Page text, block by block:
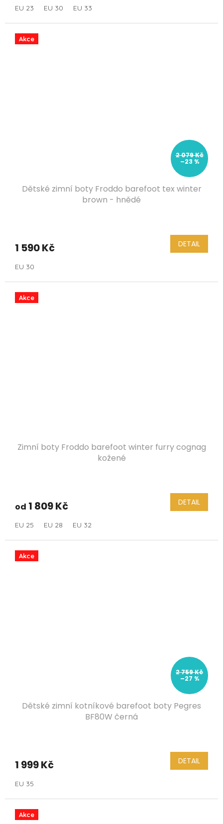
EU 23 EU 30 EU 33
Akce
2 079 Kč
–23 %
Dětské zimní boty Froddo barefoot tex winter
brown - hnědé
1 590 Kč DETAIL
EU 30
Akce
Zimní boty Froddo barefoot winter furry cognag
kožené
od 1 809 Kč DETAIL
EU 25 EU 28 EU 32
Akce
2 759 Kč
–27 %
Dětské zimní kotníkové barefoot boty Pegres
BF80W černá
1 999 Kč DETAIL
EU 35
Akce